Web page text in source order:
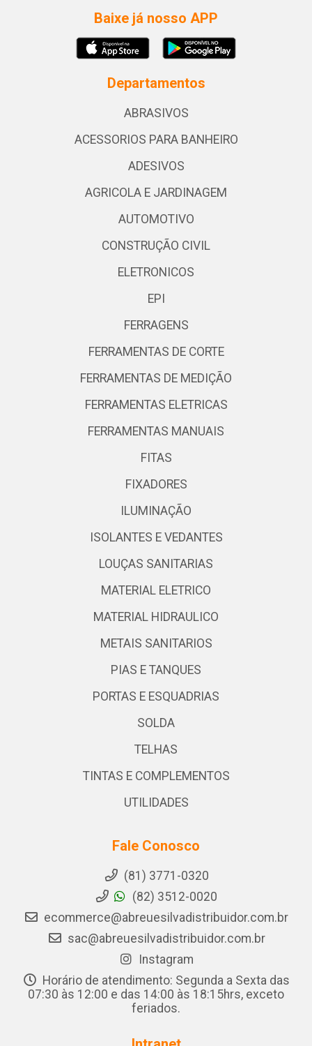
Baixe já nosso APP
Departamentos
ABRASIVOS
ACESSORIOS PARA BANHEIRO
ADESIVOS
AGRICOLA E JARDINAGEM
AUTOMOTIVO
CONSTRUÇÃO CIVIL
ELETRONICOS
EPI
FERRAGENS
FERRAMENTAS DE CORTE
FERRAMENTAS DE MEDIÇÃO
FERRAMENTAS ELETRICAS
FERRAMENTAS MANUAIS
FITAS
FIXADORES
ILUMINAÇÃO
ISOLANTES E VEDANTES
LOUÇAS SANITARIAS
MATERIAL ELETRICO
MATERIAL HIDRAULICO
METAIS SANITARIOS
PIAS E TANQUES
PORTAS E ESQUADRIAS
SOLDA
TELHAS
TINTAS E COMPLEMENTOS
UTILIDADES
Fale Conosco
(81) 3771-0320
(82) 3512-0020
ecommerce@abreuesilvadistribuidor.com.br
sac@abreuesilvadistribuidor.com.br
Instagram
Horário de atendimento: Segunda a Sexta das
07:30 às 12:00 e das 14:00 às 18:15hrs, exceto
feriados.